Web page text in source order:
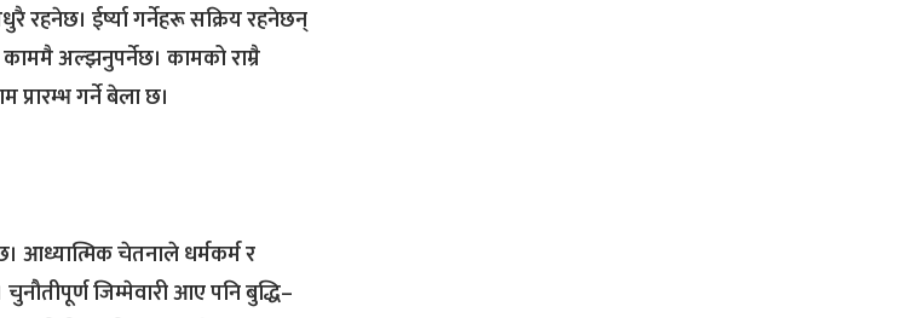
ईर्ष्या गर्नेहरू सक्रिय रहनेछन्
अल्झनुपर्नेछ। कामको राम्रै
गर्ने बेला छ।
आध्यात्मिक चेतनाले धर्मकर्म र
जिम्मेवारी आए पनि बुद्धि–